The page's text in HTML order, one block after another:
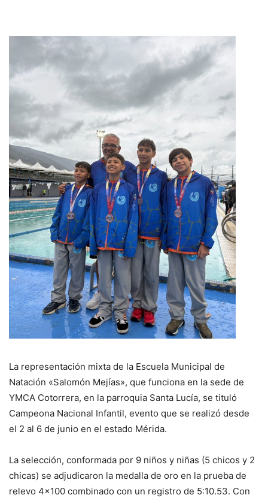
La representación mixta de la Escuela Municipal de
Natación «Salomón Mejías», que funciona en la sede de
YMCA Cotorrera, en la parroquia Santa Lucía, se tituló
Campeona Nacional Infantil, evento que se realizó desde
el 2 al 6 de junio en el estado Mérida.
La selección, conformada por 9 niños y niñas (5 chicos y 2
chicas) se adjudicaron la medalla de oro en la prueba de
relevo 4×100 combinado con un registro de 5:10.53. Con